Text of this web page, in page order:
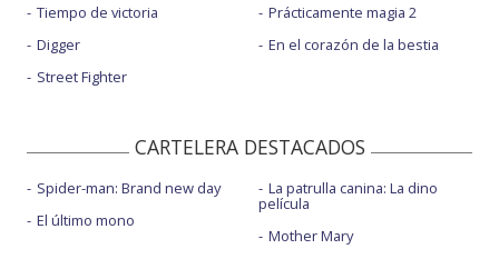
Tiempo de victoria
Digger
Street Fighter
Prácticamente magia 2
En el corazón de la bestia
CARTELERA DESTACADOS
Spider-man: Brand new day
El último mono
La patrulla canina: La dino
película
Mother Mary